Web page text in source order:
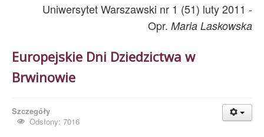
Uniwersytet Warszawski nr 1 (51) luty 2011 -
Opr. Maria Laskowska
Europejskie Dni Dziedzictwa w
Brwinowie
Szczegóły
Odsłony: 7016